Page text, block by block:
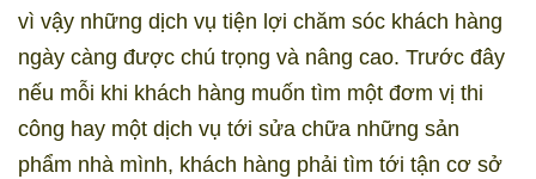
vì vậy những dịch vụ tiện lợi chăm sóc khách hàng
ngày càng được chú trọng và nâng cao. Trước đây
nếu mỗi khi khách hàng muốn tìm một đơm vị thi
công hay một dịch vụ tới sửa chữa những sản
phẩm nhà mình, khách hàng phải tìm tới tận cơ sở